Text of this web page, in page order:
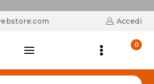
Accedi
0